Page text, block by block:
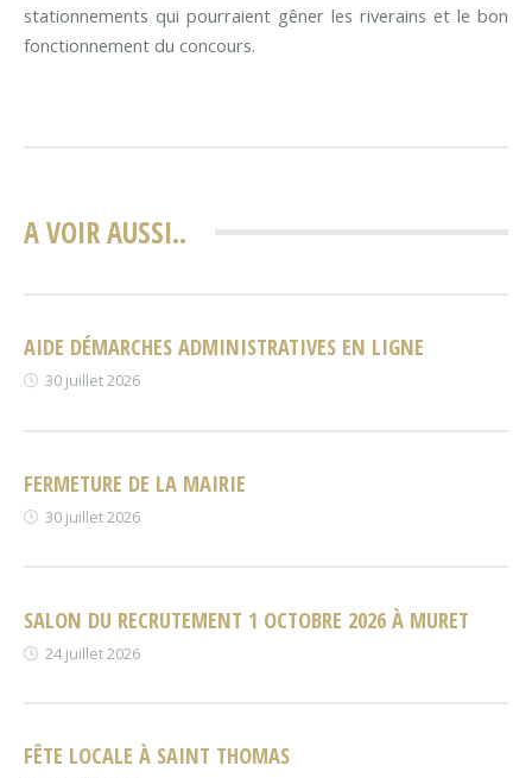
stationnements qui pourraient gêner les riverains et le bon
fonctionnement du concours.
A VOIR AUSSI..
AIDE DÉMARCHES ADMINISTRATIVES EN LIGNE
30 juillet 2026
FERMETURE DE LA MAIRIE
30 juillet 2026
SALON DU RECRUTEMENT 1 OCTOBRE 2026 À MURET
24 juillet 2026
FÊTE LOCALE À SAINT THOMAS